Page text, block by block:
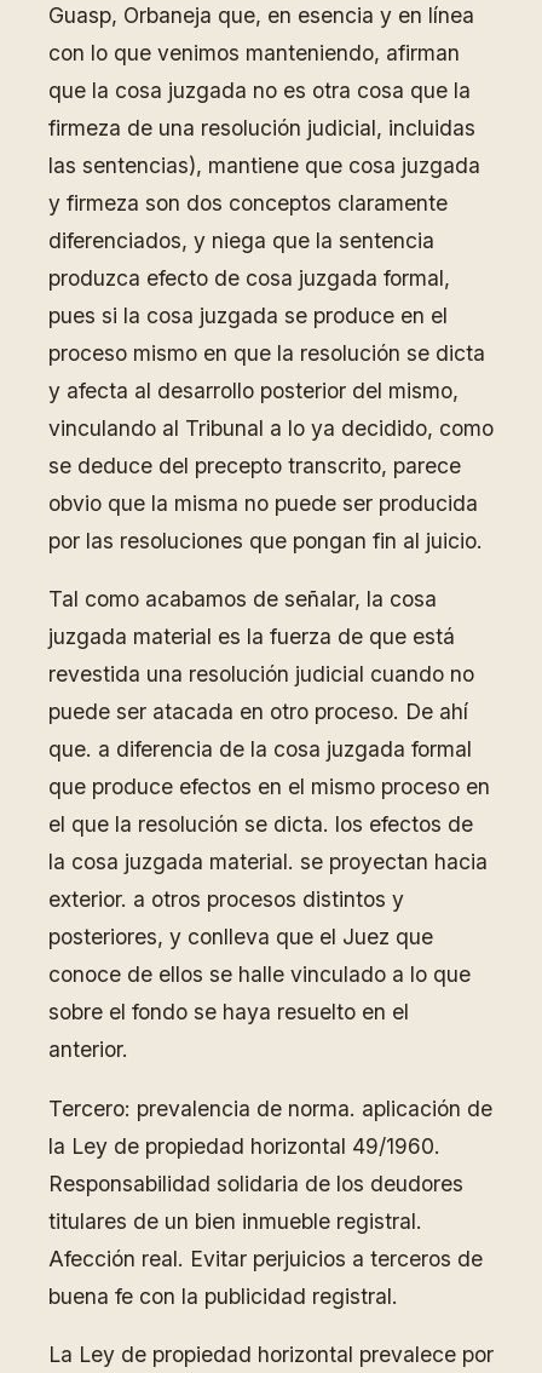
Guasp, Orbaneja que, en esencia y en línea
con lo que venimos manteniendo, afirman
que la cosa juzgada no es otra cosa que la
firmeza de una resolución judicial, incluidas
las sentencias), mantiene que cosa juzgada
y firmeza son dos conceptos claramente
diferenciados, y niega que la sentencia
produzca efecto de cosa juzgada formal,
pues si la cosa juzgada se produce en el
proceso mismo en que la resolución se dicta
y afecta al desarrollo posterior del mismo,
vinculando al Tribunal a lo ya decidido, como
se deduce del precepto transcrito, parece
obvio que la misma no puede ser producida
por las resoluciones que pongan fin al juicio.
Tal como acabamos de señalar, la cosa
juzgada material es la fuerza de que está
revestida una resolución judicial cuando no
puede ser atacada en otro proceso. De ahí
que. a diferencia de la cosa juzgada formal
que produce efectos en el mismo proceso en
el que la resolución se dicta. los efectos de
la cosa juzgada material. se proyectan hacia
exterior. a otros procesos distintos y
posteriores, y conlleva que el Juez que
conoce de ellos se halle vinculado a lo que
sobre el fondo se haya resuelto en el
anterior.
Tercero: prevalencia de norma. aplicación de
la Ley de propiedad horizontal 49/1960.
Responsabilidad solidaria de los deudores
titulares de un bien inmueble registral.
Afección real. Evitar perjuicios a terceros de
buena fe con la publicidad registral.
La Ley de propiedad horizontal prevalece por